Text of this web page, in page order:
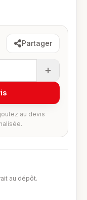
Partager
au devis
au dépôt.